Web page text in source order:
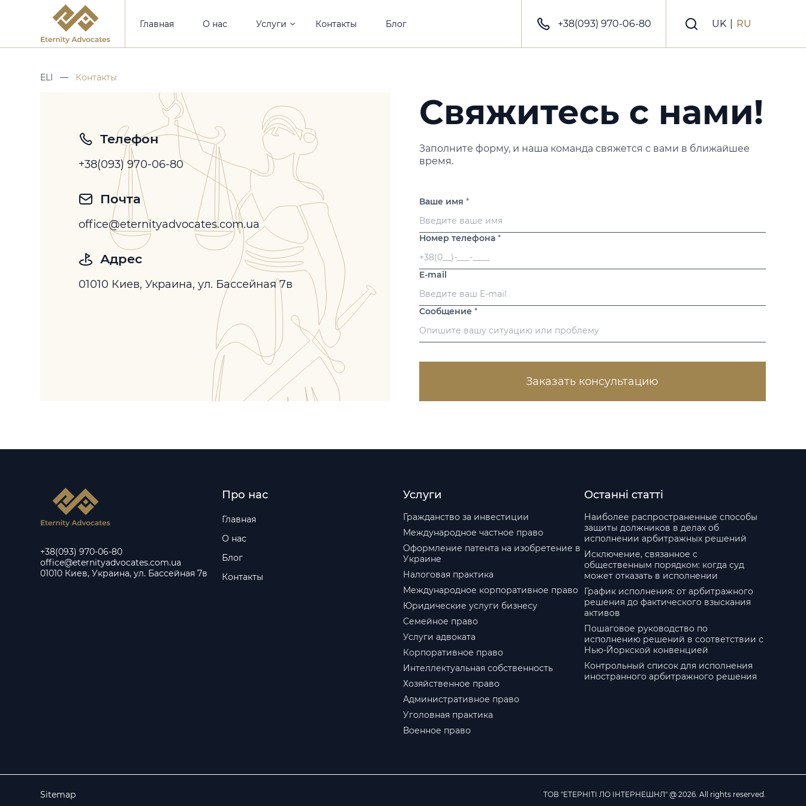
Главная О нас Услуги Контакты Блог +38(093) 970-06-80 UK RU
ELI — Контакты
Телефон
+38(093) 970-06-80
Почта
office@eternityadvocates.com.ua
Адрес
01010 Киев, Украина, ул. Бассейная 7в
Свяжитесь с нами!
Заполните форму, и наша команда свяжется с вами в ближайшее
время.
Ваше имя *
Номер телефона *
E-mail
Сообщение *
Заказать консультацию
+38(093) 970-06-80
office@eternityadvocates.com.ua
01010 Киев, Украина, ул. Бассейная 7в
Про нас
Главная
О нас
Блог
Контакты
Услуги
Гражданство за инвестиции
Международное частное право
Оформление патента на изобретение в
Украине
Налоговая практика
Международное корпоративное право
Юридические услуги бизнесу
Семейное право
Услуги адвоката
Корпоративное право
Интеллектуальная собственность
Хозяйственное право
Административное право
Уголовная практика
Военное право
Останні статті
Наиболее распространенные способы
защиты должников в делах об
исполнении арбитражных решений
Исключение, связанное с
общественным порядком: когда суд
может отказать в исполнении
График исполнения: от арбитражного
решения до фактического взыскания
активов
Пошаговое руководство по
исполнению решений в соответствии с
Нью-Йоркской конвенцией
Контрольный список для исполнения
иностранного арбитражного решения
Sitemap ТОВ "ЕТЕРНІТІ ЛО ІНТЕРНЕШНЛ" @ 2026. All rights reserved.